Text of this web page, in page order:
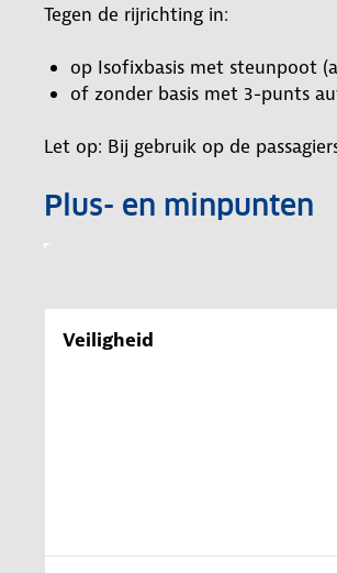
Tegen de rijrichting in:
op Isofixbasis met steunpoot
of zonder basis met 3-punts
Let op: Bij gebruik op de
Plus- en minpunten
Veiligheid